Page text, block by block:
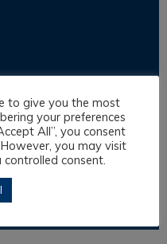
to give you the most
your preferences
All”, you consent
you may visit
consent.